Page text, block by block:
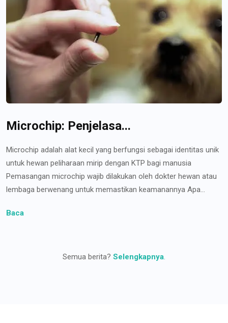
Microchip: Penjelasa...
Microchip adalah alat kecil yang berfungsi sebagai identitas unik
untuk hewan peliharaan mirip dengan KTP bagi manusia
Pemasangan microchip wajib dilakukan oleh dokter hewan atau
lembaga berwenang untuk memastikan keamanannya Apa...
Baca
Semua berita? Selengkapnya